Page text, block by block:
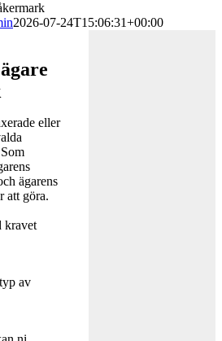
2026-07-24T15:06:31+00:00
eller
ägarens
att göra.
kravet
av